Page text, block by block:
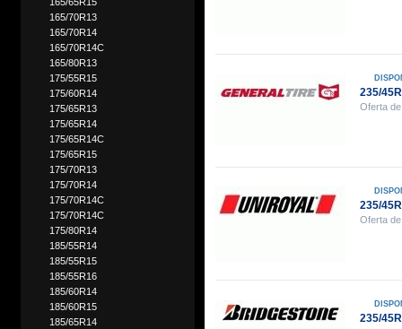
165/70R13
165/70R14
165/70R14C
165/80R13
175/55R15
175/60R14
175/65R13
175/65R14
175/65R14C
175/65R15
175/70R13
175/70R14
175/70R14C
175/70R14C
175/80R14
185/55R14
185/55R15
185/55R16
185/60R14
185/60R15
185/65R14
235/
Oferta
235/
Oferta
235/